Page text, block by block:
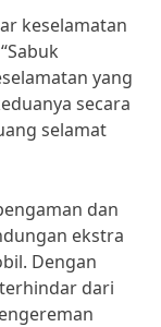
keselamatan
yang
secara
selamat
dan
ekstra
Dengan
dari